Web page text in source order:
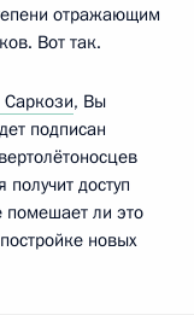
отражающим
Вот так.
, Вы
подписан
доступ
ли это
новых